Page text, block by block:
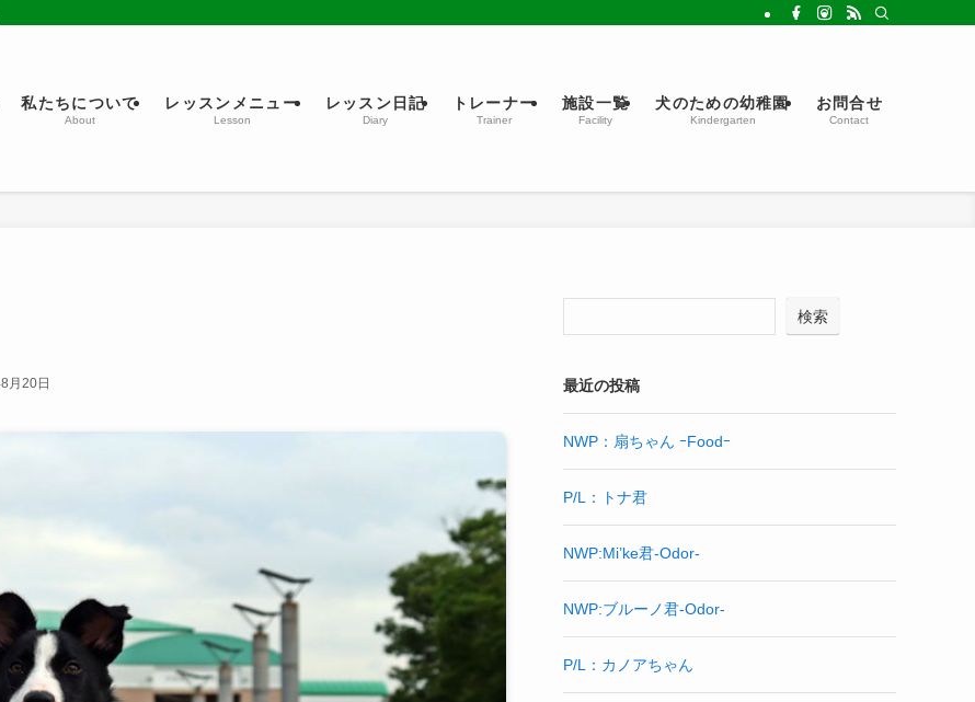
私たちについて
About
レッスンメニュー
Lesson
レッスン日記
Diary
トレーナー
Trainer
施設一覧
Facility
犬のための幼稚園
Kindergarten
お問合せ
Contact
月20日
検索
最近の投稿
NWP：扇ちゃん ｰFoodｰ
P/L：トナ君
NWP:Mi’ke君-Odor-
NWP:ブルーノ君-Odor-
P/L：カノアちゃん